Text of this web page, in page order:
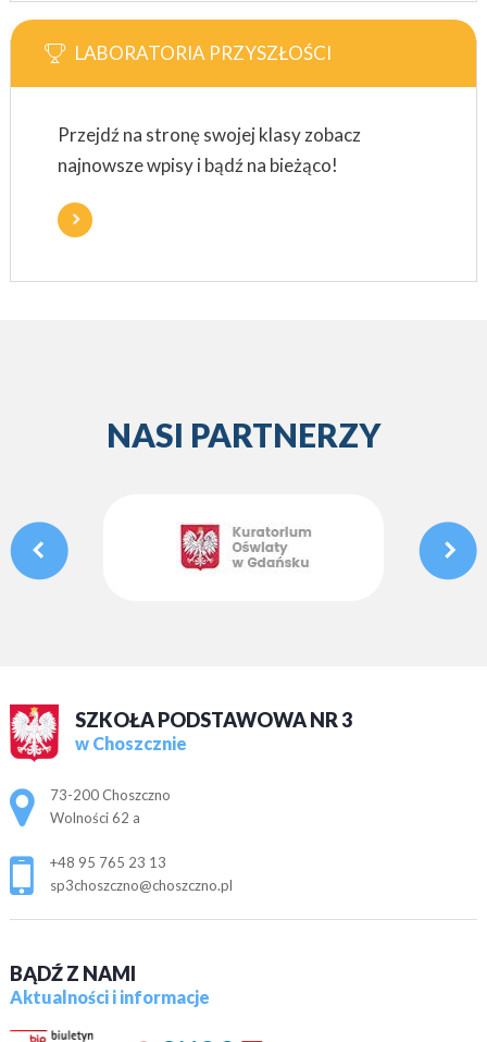
LABORATORIA PRZYSZŁOŚCI
Przejdź na stronę swojej klasy zobacz
najnowsze wpisy i bądź na bieżąco!
NASI PARTNERZY
SZKOŁA PODSTAWOWA NR 3
w Choszcznie
Adres pocztowy:
73-200 Choszczno
Wolności 62 a
+48 95 765 23 13
sp3choszczno@choszczno.pl
BĄDŹ Z NAMI
Aktualności i informacje